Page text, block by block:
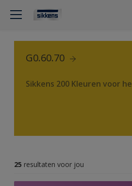
G0.60.70
Sikkens 200 Kleuren voor
25 resultaten voor jou